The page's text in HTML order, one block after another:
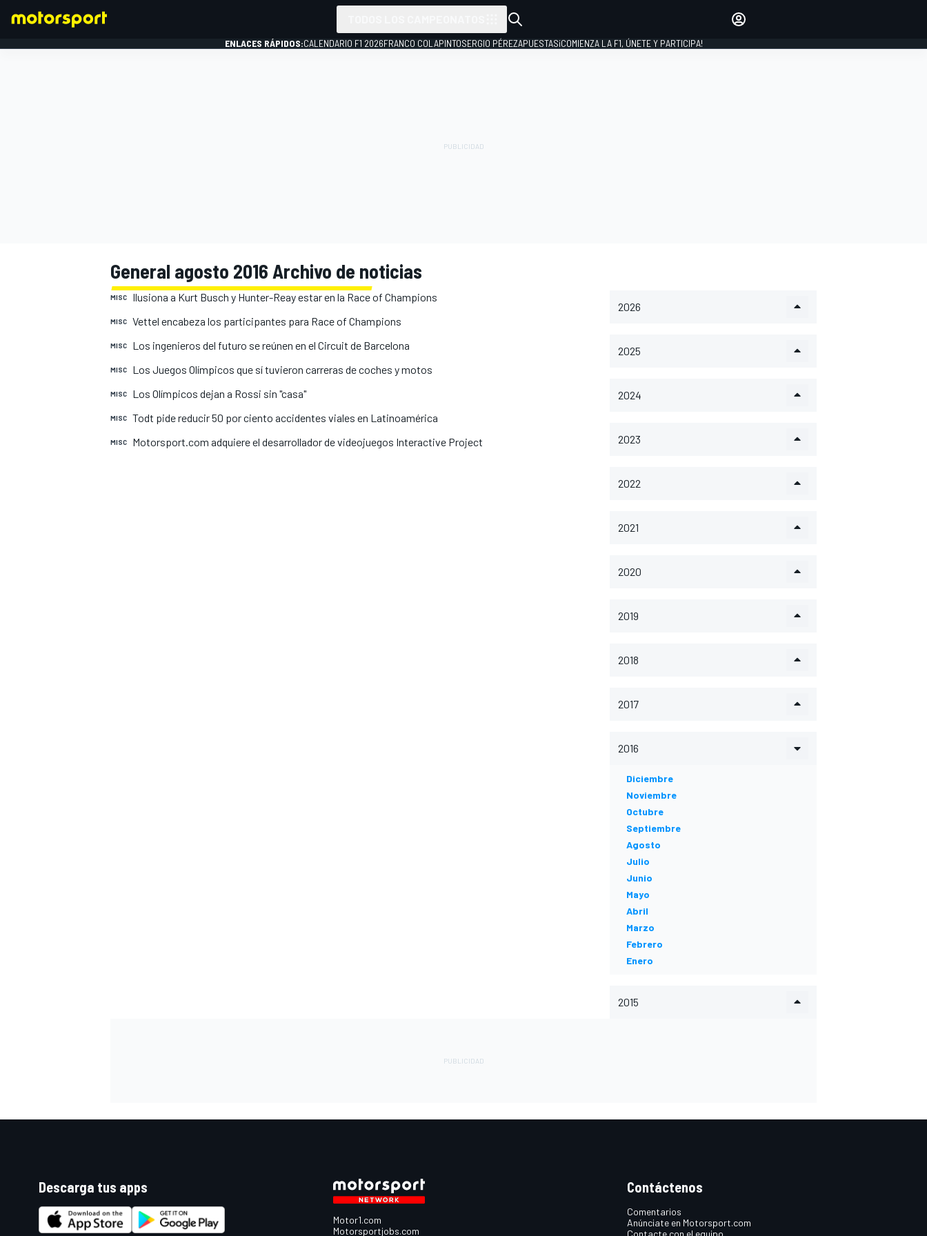
INICIAR SESIÓN
ENLACES RÁPIDOS:CALENDARIO F1 2026FRANCO COLAPINTOSERGIO PÉREZAPUESTAS¡COMIENZA LA F1, ÚNETE Y PARTICIPA!
General agosto 2016 Archivo de noticias
MISC Ilusiona a Kurt Busch y Hunter-Reay estar en la Race of Champions
MISC Vettel encabeza los participantes para Race of Champions
MISC Los ingenieros del futuro se reúnen en el Circuit de Barcelona
MISC Los Juegos Olímpicos que sí tuvieron carreras de coches y motos
MISC Los Olímpicos dejan a Rossi sin "casa"
MISC Todt pide reducir 50 por ciento accidentes viales en Latinoamérica
MISC Motorsport.com adquiere el desarrollador de videojuegos Interactive Project
2026
2025
2024
2023
2022
2021
2020
2019
2018
2017
2016
Diciembre
Noviembre
Octubre
Septiembre
Agosto
Julio
Junio
Mayo
Abril
Marzo
Febrero
Enero
2015
Descarga tus apps
Motor1.com
Motorsportjobs.com
Contáctenos
Comentarios
Anúnciate en Motorsport.com
Contacte con el equipo